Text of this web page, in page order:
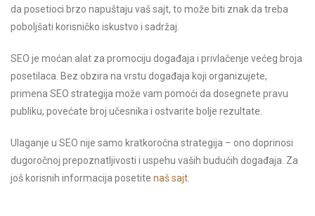
da posetioci brzo napuštaju vaš sajt, to može biti znak da treba
poboljšati korisničko iskustvo i sadržaj.
SEO je moćan alat za promociju događaja i privlačenje većeg broja
posetilaca. Bez obzira na vrstu događaja koji organizujete,
primena SEO strategija može vam pomoći da dosegnete pravu
publiku, povećate broj učesnika i ostvarite bolje rezultate.
Ulaganje u SEO nije samo kratkoročna strategija – ono doprinosi
dugoročnoj prepoznatljivosti i uspehu vaših budućih događaja. Za
još korisnih informacija posetite naš sajt